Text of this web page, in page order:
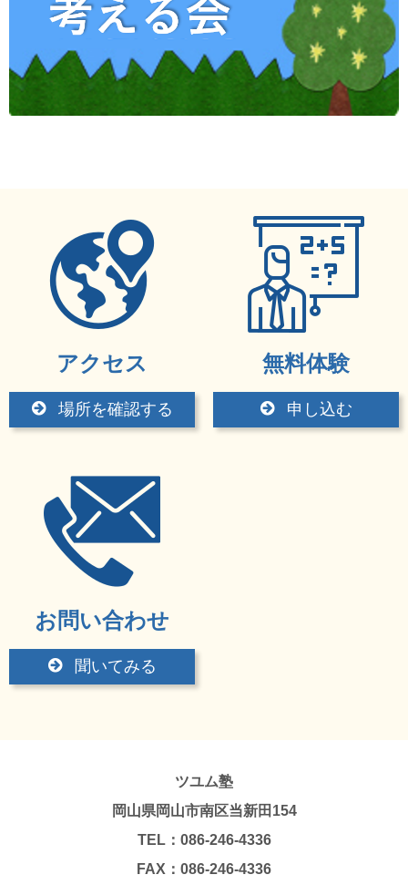
アクセス
場所を確認する
無料体験
申し込む
お問い合わせ
聞いてみる
ツユム塾
岡山県岡山市南区当新田154
TEL：086-246-4336
FAX：086-246-4336